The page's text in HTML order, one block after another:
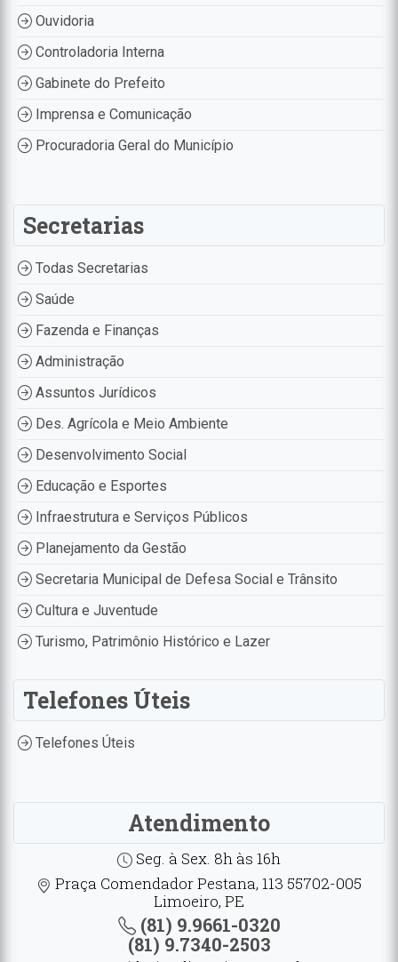
Ouvidoria
Controladoria Interna
Gabinete do Prefeito
Imprensa e Comunicação
Procuradoria Geral do Município
Secretarias
Todas Secretarias
Saúde
Fazenda e Finanças
Administração
Assuntos Jurídicos
Des. Agrícola e Meio Ambiente
Desenvolvimento Social
Educação e Esportes
Infraestrutura e Serviços Públicos
Planejamento da Gestão
Secretaria Municipal de Defesa Social e Trânsito
Cultura e Juventude
Turismo, Patrimônio Histórico e Lazer
Telefones Úteis
Telefones Úteis
Atendimento
Seg. à Sex. 8h às 16h
Praça Comendador Pestana, 113 55702-005
Limoeiro, PE
(81) 9.9661-0320
(81) 9.7340-2503